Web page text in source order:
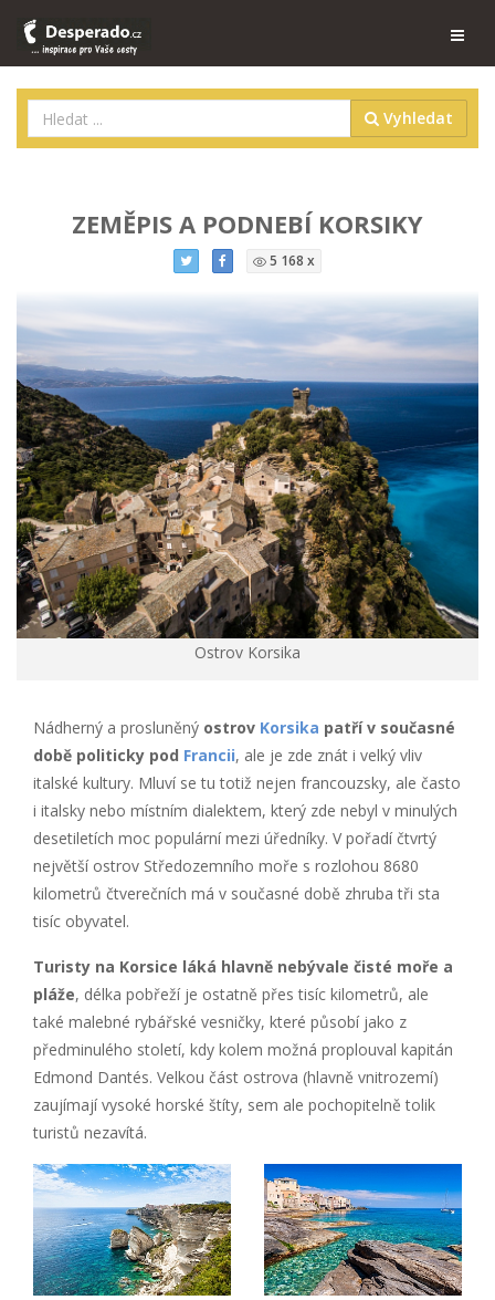
Vyhledat
ZEMĚPIS A PODNEBÍ KORSIKY
5 168 x
Ostrov Korsika
Nádherný a prosluněný ostrov Korsika patří v současné
době politicky pod Francii, ale je zde znát i velký vliv
italské kultury. Mluví se tu totiž nejen francouzsky, ale často
i italsky nebo místním dialektem, který zde nebyl v minulých
desetiletích moc populární mezi úředníky. V pořadí čtvrtý
největší ostrov Středozemního moře s rozlohou 8680
kilometrů čtverečních má v současné době zhruba tři sta
tisíc obyvatel.
Turisty na Korsice láká hlavně nebývale čisté moře a
pláže, délka pobřeží je ostatně přes tisíc kilometrů, ale
také malebné rybářské vesničky, které působí jako z
předminulého století, kdy kolem možná proplouval kapitán
Edmond Dantés. Velkou část ostrova (hlavně vnitrozemí)
zaujímají vysoké horské štíty, sem ale pochopitelně tolik
turistů nezavítá.